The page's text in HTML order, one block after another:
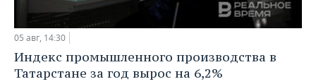
05 авг, 14:30
Индекс промышленного производства в
Татарстане за год вырос на 6,2%